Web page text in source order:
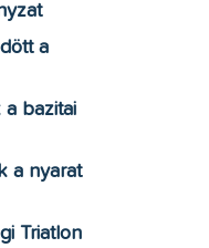
a
bazitai
a nyarat
Triatlon